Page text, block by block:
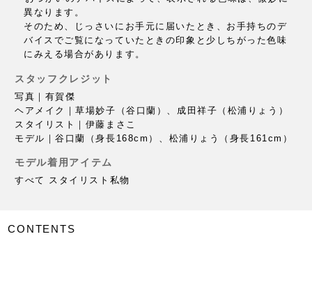
異なります。
そのため、じっさいにお手元に届いたとき、 お手持ちのデ
バイスでご覧になっていたときの印象と 少しちがった色味
にみえる場合があります。
スタッフクレジット
写真｜有賀傑
ヘアメイク｜草場妙子（谷口蘭）、成田祥子（松浦りょう）
スタイリスト｜伊藤まさこ
モデル｜谷口蘭（身長168cm）、松浦りょう（身長161cm）
モデル着用アイテム
すべて スタイリスト私物
CONTENTS